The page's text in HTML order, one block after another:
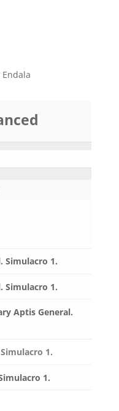
Simulacro 1.
Simulacro 1.
Aptis General.
1.
1.